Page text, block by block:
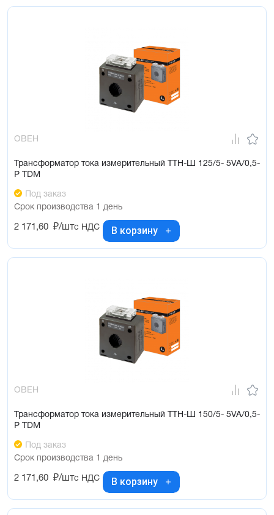
ОВЕН
Трансформатор тока измерительный ТТН-Ш 125/5- 5VA/0,5-
Р TDM
Под заказ
Срок производства 1 день
2 171,60 ₽/штс НДС В корзину
ОВЕН
Трансформатор тока измерительный ТТН-Ш 150/5- 5VA/0,5-
Р TDM
Под заказ
Срок производства 1 день
2 171,60 ₽/штс НДС В корзину